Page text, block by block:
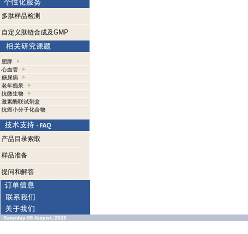
多肽样品检测
自定义肽链合成及GMP
肥胖
心血管
糖尿病
老年痴呆
抗微生物
激素酶联试剂盒
抗癌小分子化合物
产品目录索取
样品准备
提问和解答
Saturday 08 August, 2026